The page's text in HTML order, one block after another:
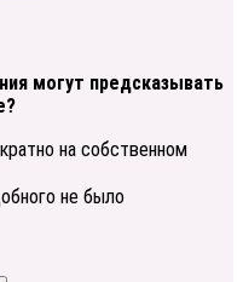
могут предсказывать
на собственном
не было